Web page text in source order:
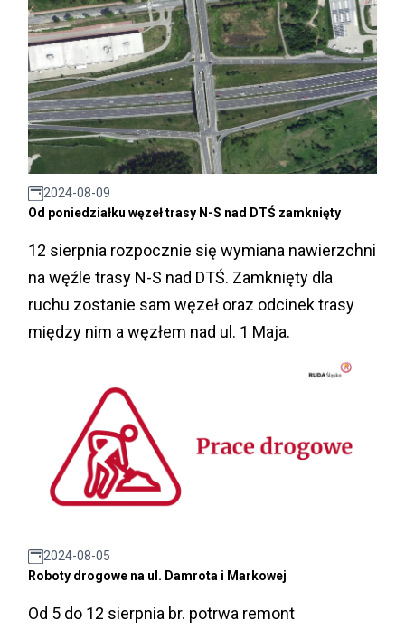
2024-08-09
Od poniedziałku węzeł trasy N-S nad DTŚ zamknięty
12 sierpnia rozpocznie się wymiana nawierzchni
na węźle trasy N-S nad DTŚ. Zamknięty dla
ruchu zostanie sam węzeł oraz odcinek trasy
między nim a węzłem nad ul. 1 Maja.
2024-08-05
Roboty drogowe na ul. Damrota i Markowej
Od 5 do 12 sierpnia br. potrwa remont